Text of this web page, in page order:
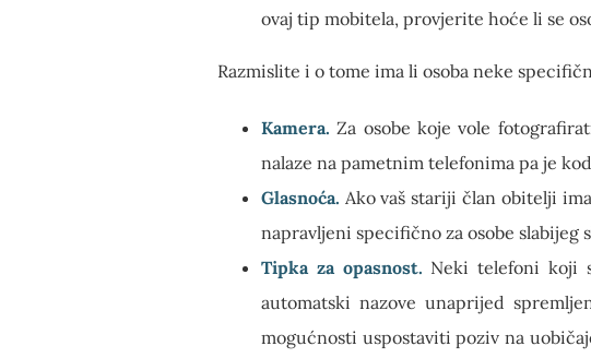
ovaj tip mobitela, provjerite hoće li se
Razmislite i o tome ima li osoba neke
Kamera.Za osobe koje vole
nalaze na pametnim telefonima pa je
Glasnoća. Ako vaš stariji član obitelji
napravljeni specifično za osobe slabijeg
Tipka za opasnost. Neki telefoni koji
automatski nazove unaprijed
mogućnosti uspostaviti poziv na